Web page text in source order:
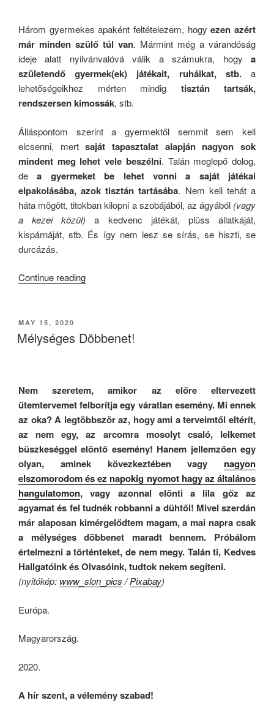
Három gyermekes apaként feltételezem, hogyezen azért
már minden szülő túl van. Mármint még a várandóság
ideje alatt nyilvánvalóvá válik a számukra, hogy a
születendő gyermek(ek) játékait, ruháikat, stb. a
lehetőségeikhez mérten mindig tisztán tartsák,
rendszersen kimossák, stb.
Álláspontom szerint a gyermektől semmit sem kell
elcsenni, mertsaját tapasztalat alapján nagyon sok
mindent meg lehet vele beszélni. Talán meglepő dolog,
dea gyermeket be lehet vonni a saját játékai
elpakolásába, azok tisztán tartásába. Nem kell tehát a
háta mögött, titokban kilopni a szobájából, az ágyából (vagy
a kezei közül) a kedvenc játékát, plüss állatkáját,
kispárnáját, stb. És így nem lesz se sírás, se hiszti, se
durcázás.
Continue reading“Nyunyológia*”
POSTED
ON
MAY 15, 2020
Mélységes Döbbenet!
Nem szeretem, amikor az előre eltervezett
ütemtervemet felborítja egy váratlan esemény. Mi ennek
az oka? A legtöbbször az, hogy ami a terveimtől eltérít,
az nem egy, az arcomra mosolyt csaló, lelkemet
büszkeséggel elöntő esemény! Hanem jellemzően egy
olyan, aminek kövezkeztében vagy nagyon
elszomorodom és ez napokig nyomot hagy az általános
hangulatomon, vagy azonnal elönti a lila gőz az
agyamat és fel tudnék robbanni a dühtől! Mivel szerdán
már alaposan kimérgelődtem magam, a mai napra csak
a mélységes döbbenet maradt bennem. Próbálom
értelmezni a történteket, de nem megy. Talán ti, Kedves
Hallgatóink és Olvasóink, tudtok nekem segíteni.
(nyitókép: www_slon_pics/Pixabay)
Európa.
Magyarország.
2020.
A hír szent, a vélemény szabad!